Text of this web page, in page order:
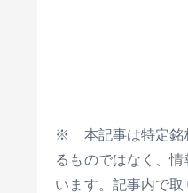
※ 本記事は特定銘
るものではなく、
います。記事内で取